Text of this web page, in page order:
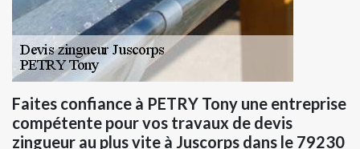
Faites confiance à PETRY Tony une entreprise
compétente pour vos travaux de devis
zingueur au plus vite à Juscorps dans le 79230